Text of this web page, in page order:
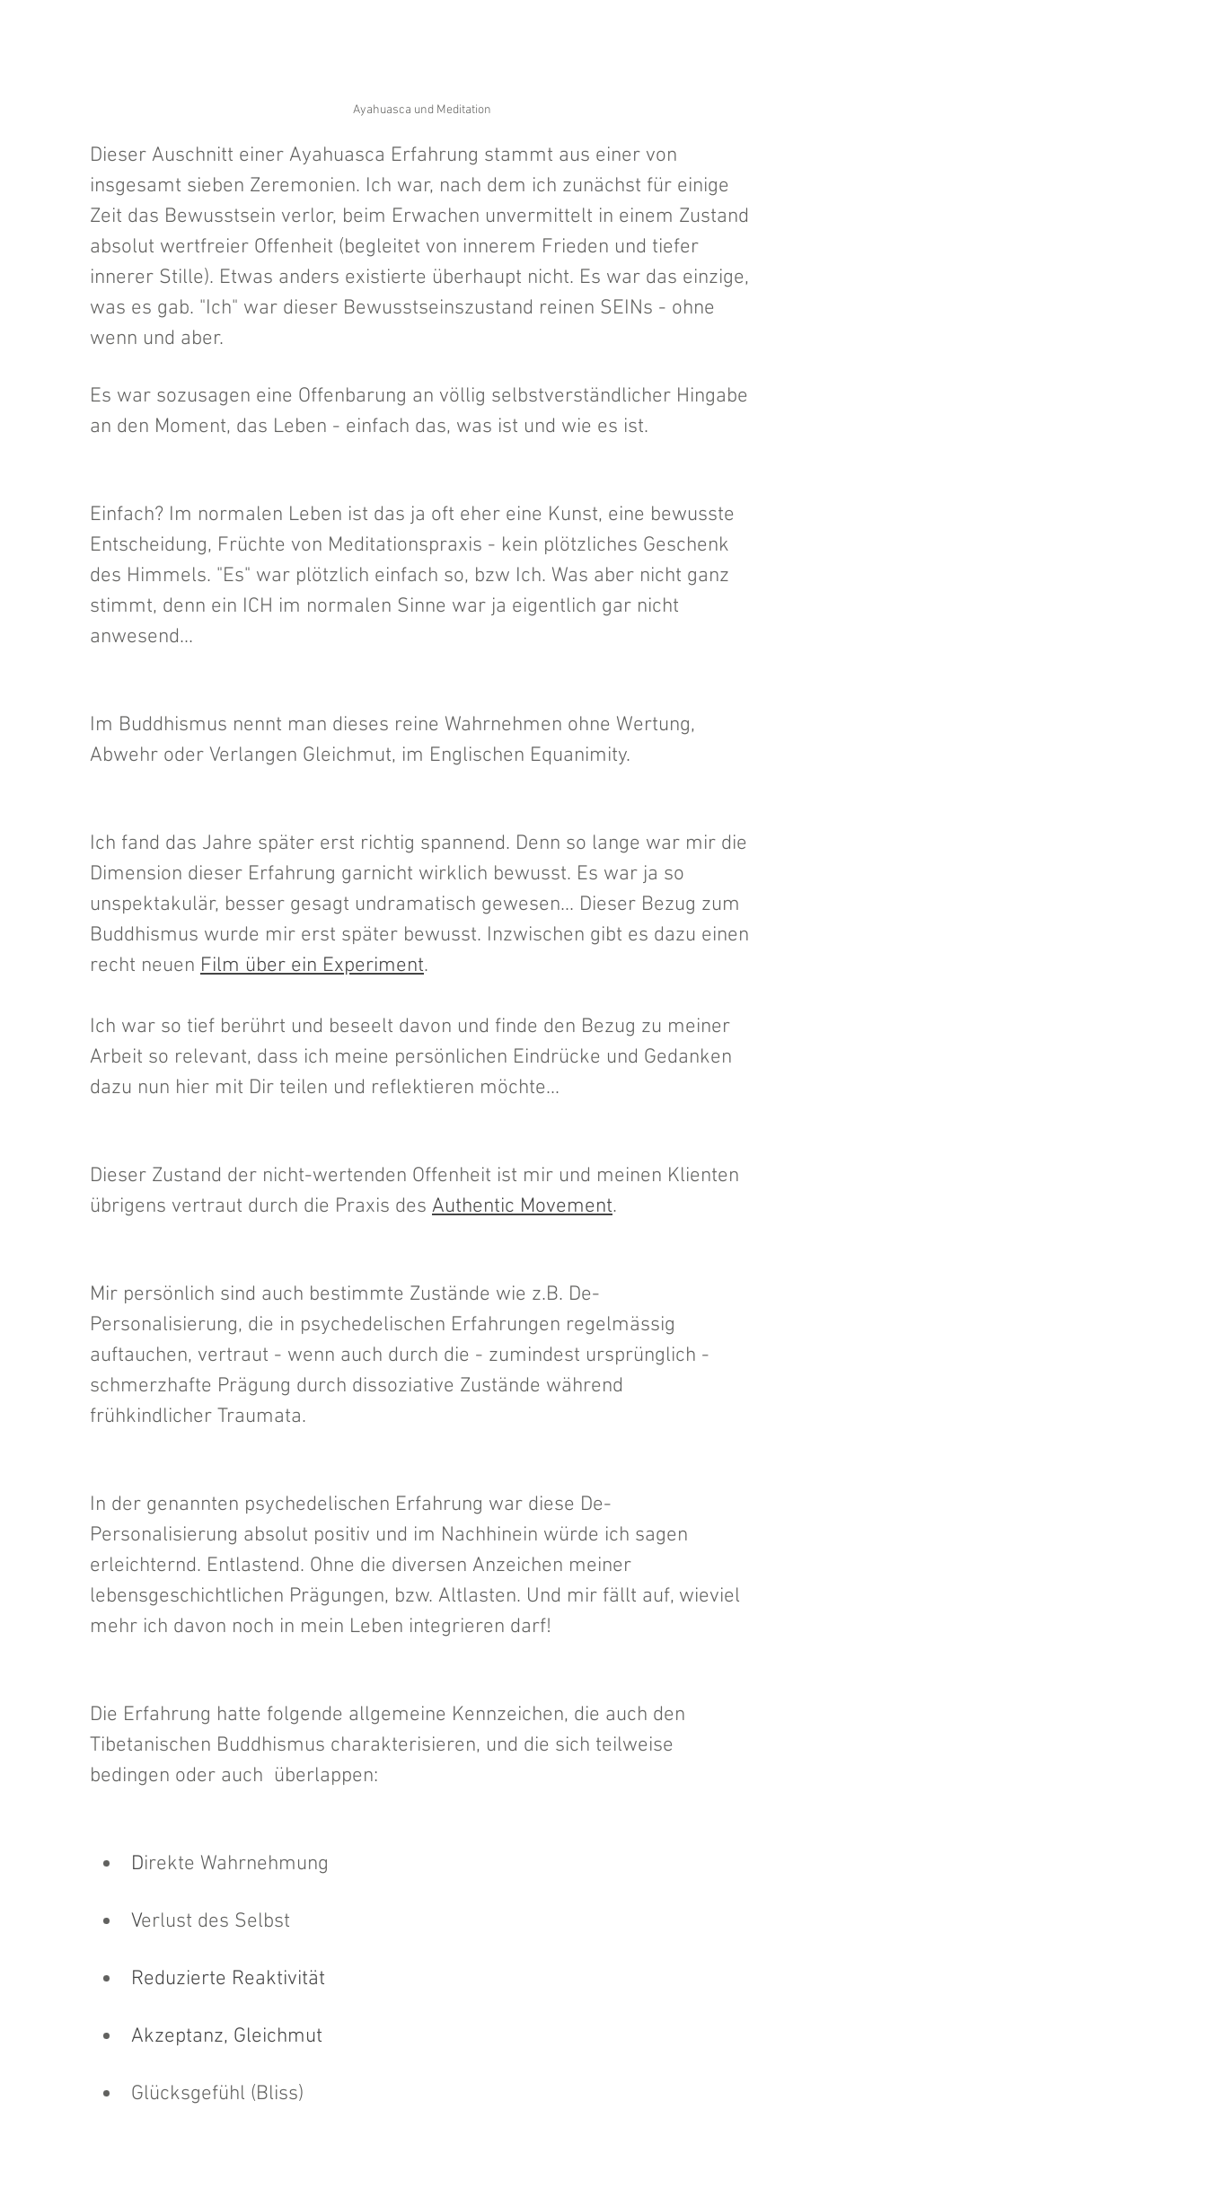
Ayahuasca und Meditation
Dieser Auschnitt einer Ayahuasca Erfahrung stammt aus einer von
insgesamt sieben Zeremonien. Ich war, nach dem ich zunächst für einige
Zeit das Bewusstsein verlor, beim Erwachen unvermittelt in einem Zustand
absolut wertfreier Offenheit (begleitet von innerem Frieden und tiefer
innerer Stille). Etwas anders existierte überhaupt nicht. Es war das einzige,
was es gab. "Ich" war dieser Bewusstseinszustand reinen SEINs - ohne
wenn und aber.
Es war sozusagen eine Offenbarung an völlig selbstverständlicher Hingabe
an den Moment, das Leben - einfach das, was ist und wie es ist.
Einfach? Im normalen Leben ist das ja oft eher eine Kunst, eine bewusste
Entscheidung, Früchte von Meditationspraxis - kein plötzliches Geschenk
des Himmels. "Es" war plötzlich einfach so, bzw Ich. Was aber nicht ganz
stimmt, denn ein ICH im normalen Sinne war ja eigentlich gar nicht
anwesend...
Im Buddhismus nennt man dieses reine Wahrnehmen ohne Wertung,
Abwehr oder Verlangen Gleichmut, im Englischen Equanimity.
Ich fand das Jahre später erst richtig spannend. Denn so lange war mir die
Dimension dieser Erfahrung garnicht wirklich bewusst. Es war ja so
unspektakulär, besser gesagt undramatisch gewesen... Dieser Bezug zum
Buddhismus wurde mir erst später bewusst. Inzwischen gibt es dazu einen
recht neuen Film über ein Experiment.
Ich war so tief berührt und beseelt davon und finde den Bezug zu meiner
Arbeit so relevant, dass ich meine persönlichen Eindrücke und Gedanken
dazu nun hier mit Dir teilen und reflektieren möchte...
Dieser Zustand der nicht-wertenden Offenheit ist mir und meinen Klienten
übrigens vertraut durch die Praxis des Authentic Movement.
Mir persönlich sind auch bestimmte Zustände wie z.B. De-
Personalisierung, die in psychedelischen Erfahrungen regelmässig
auftauchen, vertraut - wenn auch durch die - zumindest ursprünglich -
schmerzhafte Prägung durch dissoziative Zustände während
frühkindlicher Traumata.
In der genannten psychedelischen Erfahrung war diese De-
Personalisierung absolut positiv und im Nachhinein würde ich sagen
erleichternd. Entlastend. Ohne die diversen Anzeichen meiner
lebensgeschichtlichen Prägungen, bzw. Altlasten. Und mir fällt auf, wieviel
mehr ich davon noch in mein Leben integrieren darf!
Die Erfahrung hatte folgende allgemeine Kennzeichen, die auch den
Tibetanischen Buddhismus charakterisieren, und die sich teilweise
bedingen oder auch  überlappen:
Direkte Wahrnehmung
Verlust des Selbst
Reduzierte Reaktivität
Akzeptanz, Gleichmut
Glücksgefühl (Bliss)